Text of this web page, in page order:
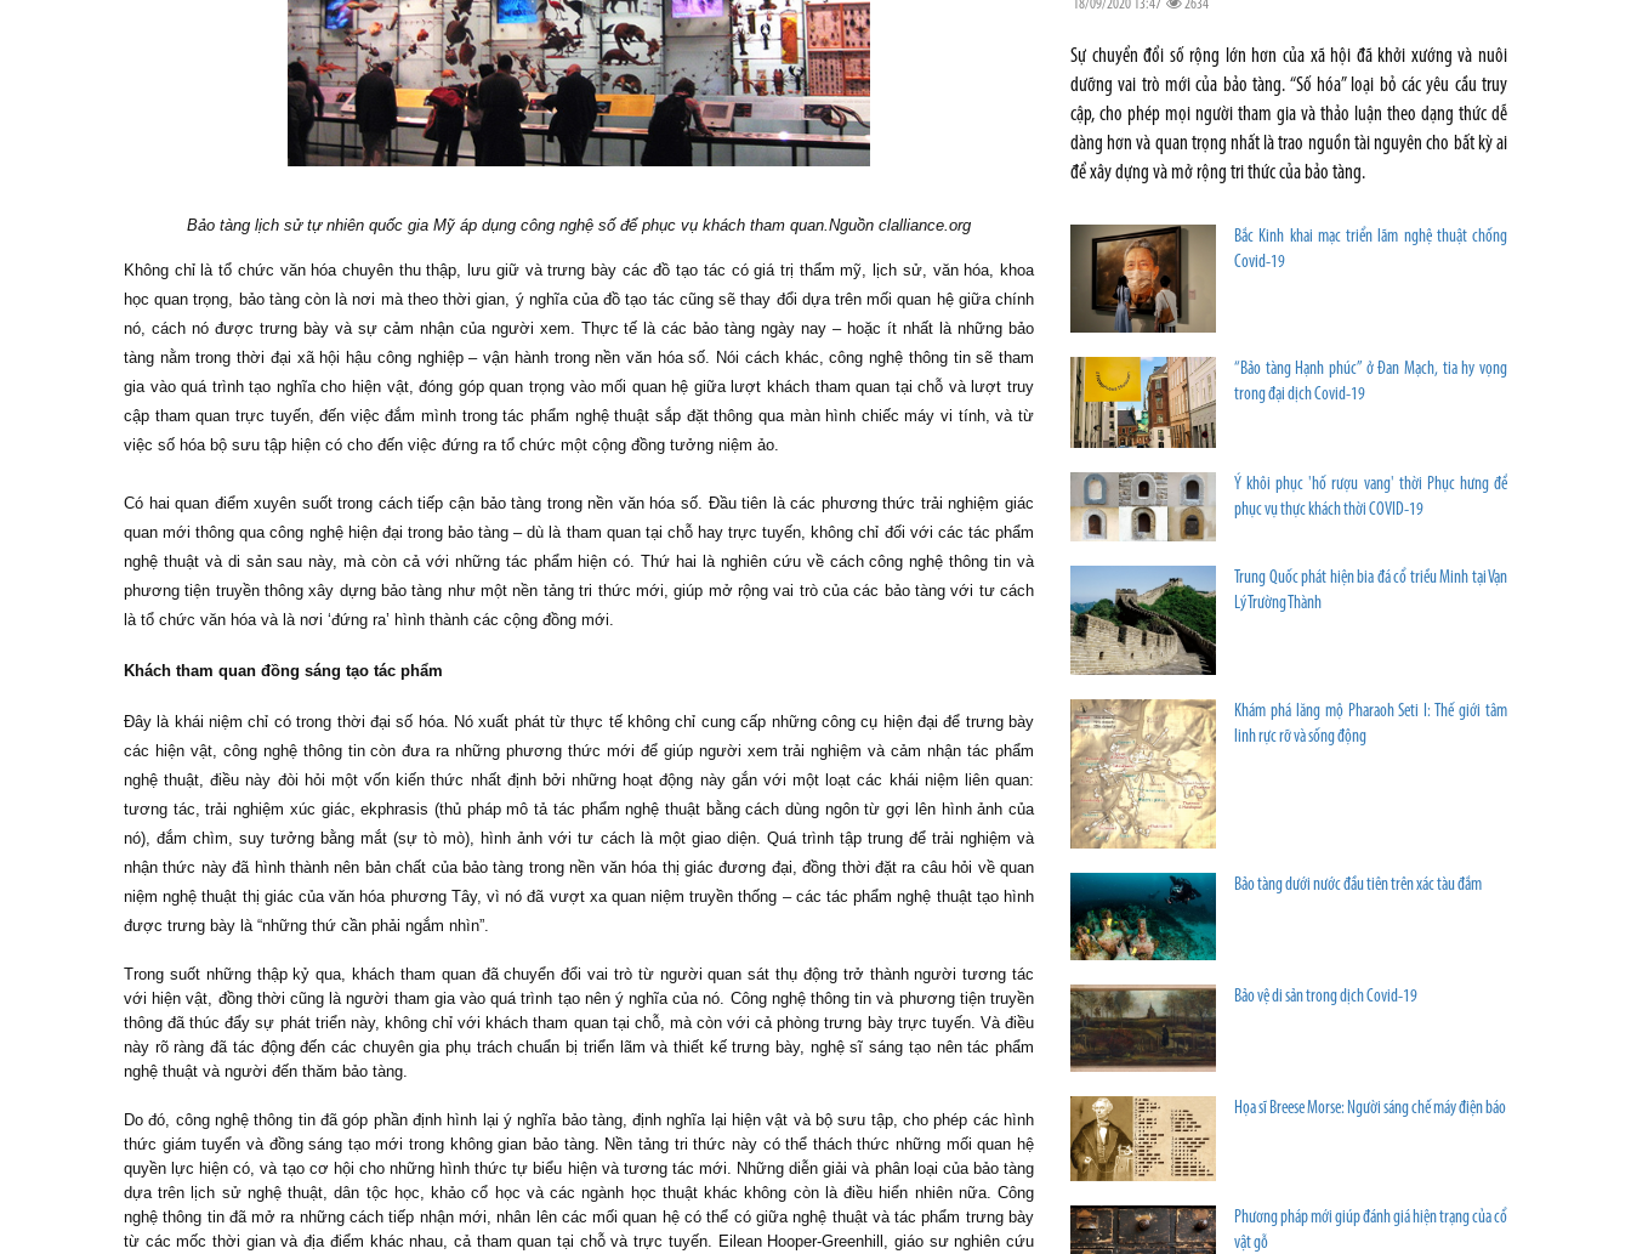
Bảo tàng lịch sử tự nhiên quốc gia Mỹ áp dụng công nghệ số để phục vụ khách tham quan.Nguồn clalliance.org
Không chỉ là tổ chức văn hóa chuyên thu thập, lưu giữ và trưng bày các đồ tạo tác có giá trị thẩm mỹ, lịch sử, văn hóa, khoa
học quan trọng, bảo tàng còn là nơi mà theo thời gian, ý nghĩa của đồ tạo tác cũng sẽ thay đổi dựa trên mối quan hệ giữa chính
nó, cách nó được trưng bày và sự cảm nhận của người xem. Thực tế là các bảo tàng ngày nay – hoặc ít nhất là những bảo
tàng nằm trong thời đại xã hội hậu công nghiệp – vận hành trong nền văn hóa số. Nói cách khác, công nghệ thông tin sẽ tham
gia vào quá trình tạo nghĩa cho hiện vật, đóng góp quan trọng vào mối quan hệ giữa lượt khách tham quan tại chỗ và lượt truy
cập tham quan trực tuyến, đến việc đắm mình trong tác phẩm nghệ thuật sắp đặt thông qua màn hình chiếc máy vi tính, và từ
việc số hóa bộ sưu tập hiện có cho đến việc đứng ra tổ chức một cộng đồng tưởng niệm ảo.
Có hai quan điểm xuyên suốt trong cách tiếp cận bảo tàng trong nền văn hóa số. Đầu tiên là các phương thức trải nghiệm giác
quan mới thông qua công nghệ hiện đại trong bảo tàng – dù là tham quan tại chỗ hay trực tuyến, không chỉ đối với các tác phẩm
nghệ thuật và di sản sau này, mà còn cả với những tác phẩm hiện có. Thứ hai là nghiên cứu về cách công nghệ thông tin và
phương tiện truyền thông xây dựng bảo tàng như một nền tảng tri thức mới, giúp mở rộng vai trò của các bảo tàng với tư cách
là tổ chức văn hóa và là nơi ‘đứng ra’ hình thành các cộng đồng mới.
Khách tham quan đồng sáng tạo tác phẩm
Đây là khái niệm chỉ có trong thời đại số hóa. Nó xuất phát từ thực tế không chỉ cung cấp những công cụ hiện đại để trưng bày
các hiện vật, công nghệ thông tin còn đưa ra những phương thức mới để giúp người xem trải nghiệm và cảm nhận tác phẩm
nghệ thuật, điều này đòi hỏi một vốn kiến thức nhất định bởi những hoạt động này gắn với một loạt các khái niệm liên quan:
tương tác, trải nghiệm xúc giác, ekphrasis (thủ pháp mô tả tác phẩm nghệ thuật bằng cách dùng ngôn từ gợi lên hình ảnh của
nó), đắm chìm, suy tưởng bằng mắt (sự tò mò), hình ảnh với tư cách là một giao diện. Quá trình tập trung để trải nghiệm và
nhận thức này đã hình thành nên bản chất của bảo tàng trong nền văn hóa thị giác đương đại, đồng thời đặt ra câu hỏi về quan
niệm nghệ thuật thị giác của văn hóa phương Tây, vì nó đã vượt xa quan niệm truyền thống – các tác phẩm nghệ thuật tạo hình
được trưng bày là “những thứ cần phải ngắm nhìn”.
Trong suốt những thập kỷ qua, khách tham quan đã chuyển đổi vai trò từ người quan sát thụ động trở thành người tương tác
với hiện vật, đồng thời cũng là người tham gia vào quá trình tạo nên ý nghĩa của nó. Công nghệ thông tin và phương tiện truyền
thông đã thúc đẩy sự phát triển này, không chỉ với khách tham quan tại chỗ, mà còn với cả phòng trưng bày trực tuyến. Và điều
này rõ ràng đã tác động đến các chuyên gia phụ trách chuẩn bị triển lãm và thiết kế trưng bày, nghệ sĩ sáng tạo nên tác phẩm
nghệ thuật và người đến thăm bảo tàng.
Do đó, công nghệ thông tin đã góp phần định hình lại ý nghĩa bảo tàng, định nghĩa lại hiện vật và bộ sưu tập, cho phép các hình
thức giám tuyển và đồng sáng tạo mới trong không gian bảo tàng. Nền tảng tri thức này có thể thách thức những mối quan hệ
quyền lực hiện có, và tạo cơ hội cho những hình thức tự biểu hiện và tương tác mới. Những diễn giải và phân loại của bảo tàng
dựa trên lịch sử nghệ thuật, dân tộc học, khảo cổ học và các ngành học thuật khác không còn là điều hiển nhiên nữa. Công
nghệ thông tin đã mở ra những cách tiếp nhận mới, nhân lên các mối quan hệ có thể có giữa nghệ thuật và tác phẩm trưng bày
từ các mốc thời gian và địa điểm khác nhau, cả tham quan tại chỗ và trực tuyến. Eilean Hooper-Greenhill, giáo sư nghiên cứu
18/09/2020 13:47 2634
Sự chuyển đổi số rộng lớn hơn của xã hội đã khởi xướng và nuôi
dưỡng vai trò mới của bảo tàng. “Số hóa” loại bỏ các yêu cầu truy
cập, cho phép mọi người tham gia và thảo luận theo dạng thức dễ
dàng hơn và quan trọng nhất là trao nguồn tài nguyên cho bất kỳ ai
để xây dựng và mở rộng tri thức của bảo tàng.
Bắc Kinh khai mạc triển lãm nghệ thuật chống
Covid-19
“Bảo tàng Hạnh phúc” ở Đan Mạch, tia hy vọng
trong đại dịch Covid-19
Ý khôi phục 'hố rượu vang' thời Phục hưng để
phục vụ thực khách thời COVID-19
Trung Quốc phát hiện bia đá cổ triều Minh tại Vạn
Lý Trường Thành
Khám phá lăng mộ Pharaoh Seti I: Thế giới tâm
linh rực rỡ và sống động
Bảo tàng dưới nước đầu tiên trên xác tàu đắm
Bảo vệ di sản trong dịch Covid-19
Họa sĩ Breese Morse: Người sáng chế máy điện báo
Phương pháp mới giúp đánh giá hiện trạng của cổ
vật gỗ